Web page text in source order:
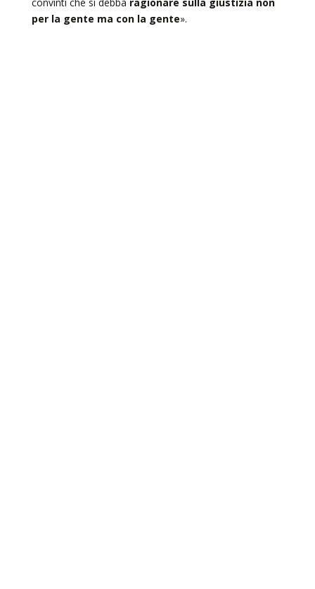
per la gente ma con la gente».